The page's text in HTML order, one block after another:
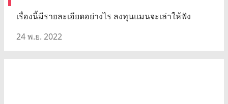
เรื่องนี้มีรายละเอียดอย่างไร ลงทุนแมนจะเล่าให้ฟัง
24 พ.ย. 2022